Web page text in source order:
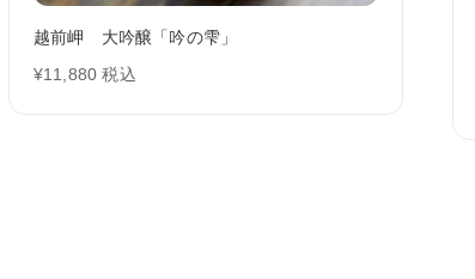
越前岬 大吟醸「吟の雫」
¥11,880 税込